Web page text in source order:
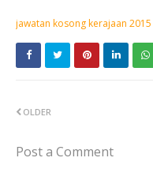
jawatan kosong kerajaan 2015
OLDER
Post a Comment